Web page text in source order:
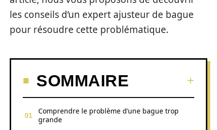
les conseils d’un expert ajusteur de bague
pour résoudre cette problématique.
SOMMAIRE
Comprendre le problème d’une bague trop
grande